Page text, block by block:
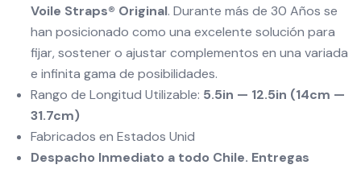
Voile Straps® Original. Durante más de 30 Años se
han posicionado como una excelente solución para
fijar, sostener o ajustar complementos en una variada
e infinita gama de posibilidades.
Rango de Longitud Utilizable: 5.5in — 12.5in (14cm —
31.7cm)
Fabricados en Estados Unid
Despacho Inmediato a todo Chile. Entregas